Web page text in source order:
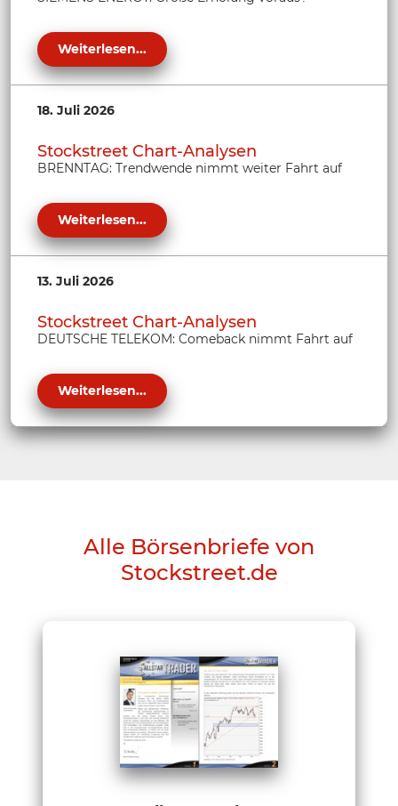
Weiterlesen...
18. Juli 2026
Stockstreet Chart-Analysen
BRENNTAG: Trendwende nimmt weiter Fahrt auf
Weiterlesen...
13. Juli 2026
Stockstreet Chart-Analysen
DEUTSCHE TELEKOM: Comeback nimmt Fahrt auf
Weiterlesen...
Alle Börsenbriefe von
Stockstreet.de